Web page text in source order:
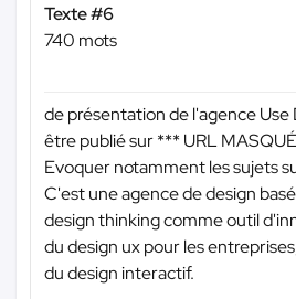
Texte #6
740 mots
de présentation de l'agence Use
être publié sur*** URL
Evoquer notamment les sujets
C'est une agence de design
design thinking comme outil
du design ux pour les
du design interactif.